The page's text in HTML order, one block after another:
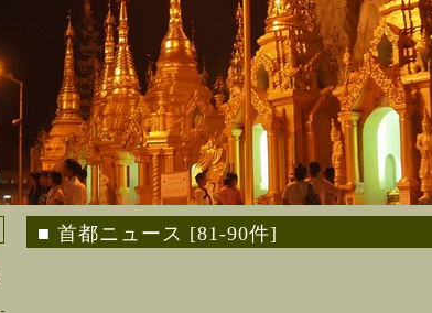
首都ニュース [81-90件]